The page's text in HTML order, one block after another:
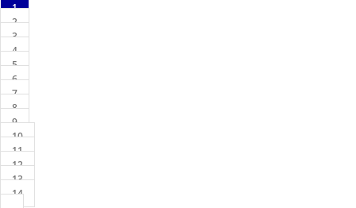
1
2
3
4
5
6
7
8
9
10
11
12
13
14